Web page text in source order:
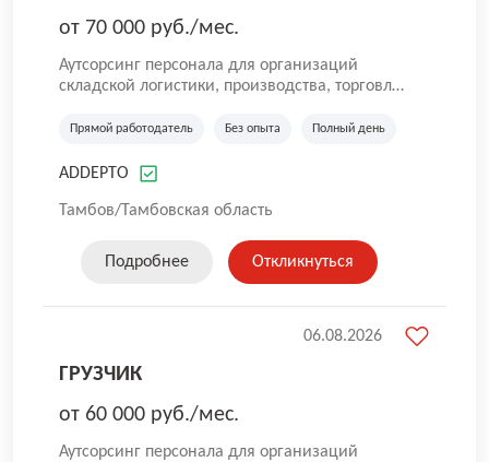
от 70 000 руб./мес.
Аутсорсинг персонала для организаций
складской логистики, производства, торговли
услуги по предоставлению персонала в
рынке с 2016 года. Самая главная цель для
без опыта, грузчики, комплектовщики,
работа с проживанием, сотрудник склада,
сотрудник магазина, работник склада, работа
Прямой работодатель Без опыта Полный день
ADDEPTO
Тамбов/Тамбовская область
Подробнее Откликнуться
ГРУЗЧИК
от 60 000 руб./мес.
Аутсорсинг персонала для организаций
06.08.2026